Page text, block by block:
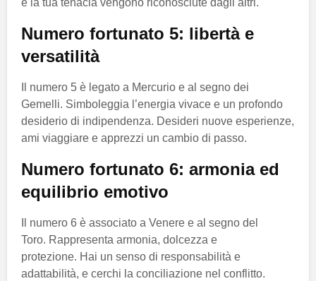
e la tua tenacia vengono riconosciute dagli altri.
Numero fortunato 5: libertà e
versatilità
Il numero 5 è legato a Mercurio e al segno dei
Gemelli. Simboleggia l’energia vivace e un profondo
desiderio di indipendenza. Desideri nuove esperienze,
ami viaggiare e apprezzi un cambio di passo.
Numero fortunato 6: armonia ed
equilibrio emotivo
Il numero 6 è associato a Venere e al segno del
Toro. Rappresenta armonia, dolcezza e
protezione. Hai un senso di responsabilità e
adattabilità, e cerchi la conciliazione nel conflitto.